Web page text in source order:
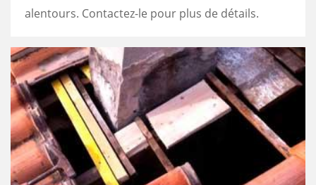
alentours. Contactez-le pour plus de détails.